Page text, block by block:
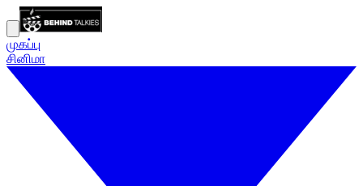
முகப்பு
சினிமா